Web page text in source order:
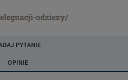
odziezy/
PYTANIE
OPINIE